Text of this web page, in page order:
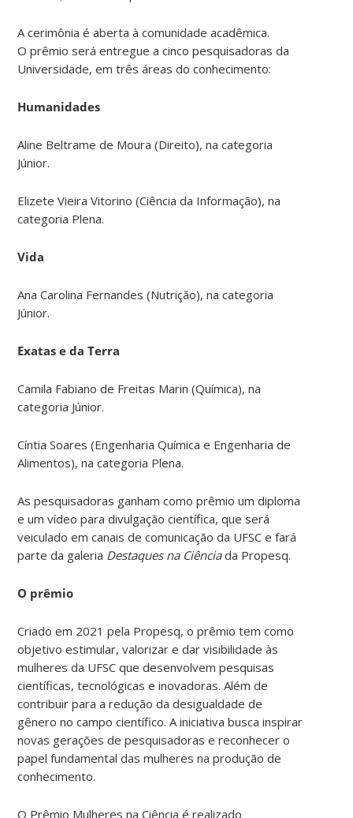
A cerimônia é aberta à comunidade acadêmica.
O prêmio será entregue a cinco pesquisadoras da
Universidade, em três áreas do conhecimento:
Humanidades
Aline Beltrame de Moura (Direito), na categoria
Júnior.
Elizete Vieira Vitorino (Ciência da Informação), na
categoria Plena.
Vida
Ana Carolina Fernandes (Nutrição), na categoria
Júnior.
Exatas e da Terra
Camila Fabiano de Freitas Marin (Química), na
categoria Júnior.
Cíntia Soares (Engenharia Química e Engenharia de
Alimentos), na categoria Plena.
As pesquisadoras ganham como prêmio um diploma
e um vídeo para divulgação científica, que será
veiculado em canais de comunicação da UFSC e fará
parte da galeria Destaques na Ciência da Propesq.
O prêmio
Criado em 2021 pela Propesq, o prêmio tem como
objetivo estimular, valorizar e dar visibilidade às
mulheres da UFSC que desenvolvem pesquisas
científicas, tecnológicas e inovadoras.Além de
contribuir para a redução da desigualdade de
gênero no campo científico. A iniciativa busca inspirar
novas gerações de pesquisadoras e reconhecer o
papel fundamental das mulheres na produção de
conhecimento.
O Prêmio Mulheres na Ciência é realizado